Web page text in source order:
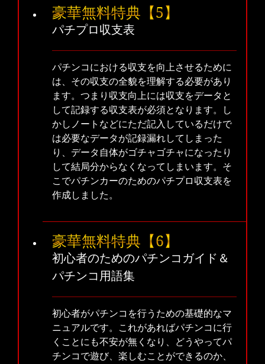
豪華無料特典【5】
パチプロ収支表
パチンコにおける収支を向上させるために
は、その収支の全貌を理解する必要があり
ます。つまり収支向上には収支をデータと
して記録する収支表が必須となります。し
かしノートなどにただ記入しているだけで
は必要なデータが記録漏れしてしまった
り、データ自体がゴチャゴチャになったり
して結局分からなくなってしまいます。そ
こでパチンカーのためのパチプロ収支表を
作成しました。
豪華無料特典【6】
初心者のためのパチンコガイド＆
パチンコ用語集
初心者がパチンコを行うための基礎的なマ
ニュアルです。これがあればパチンコに行
くことにも不安が無くなり、どうやってパ
チンコで遊び、楽しむことができるのか、